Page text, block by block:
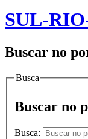
SUL-
Buscar no
Busca
Buscar no
Busca: